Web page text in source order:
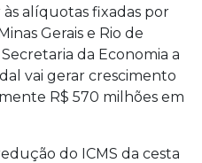
alíquotas fixadas por
Gerais e Rio de
da Economia a
vai gerar crescimento
R$ 570 milhões em
do ICMS da cesta